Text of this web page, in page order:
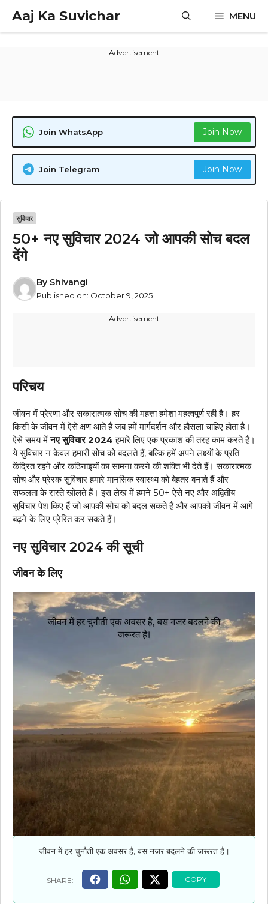
content
Aaj Ka Suvichar MENU
---Advertisement---
Join WhatsApp Join Now
Join Telegram Join Now
सुविचार
50+ नए सुविचार 2024 जो आपकी सोच बदल
देंगे
By Shivangi
Published on: October 9, 2025
---Advertisement---
परिचय
जीवन में प्रेरणा और सकारात्मक सोच की महत्ता हमेशा महत्वपूर्ण रही है। हर
किसी के जीवन में ऐसे क्षण आते हैं जब हमें मार्गदर्शन और हौसला चाहिए होता है।
ऐसे समय मेंनए सुविचार 2024 हमारे लिए एक प्रकाश की तरह काम करते हैं।
ये सुविचार न केवल हमारी सोच को बदलते हैं, बल्कि हमें अपने लक्ष्यों के प्रति
केंद्रित रहने और कठिनाइयों का सामना करने की शक्ति भी देते हैं। सकारात्मक
सोच और प्रेरक सुविचार हमारे मानसिक स्वास्थ्य को बेहतर बनाते हैं और
सफलता के रास्ते खोलते हैं। इस लेख में हमने 50+ ऐसे नए और अद्वितीय
सुविचार पेश किए हैं जो आपकी सोच को बदल सकते हैं और आपको जीवन में आगे
बढ़ने के लिए प्रेरित कर सकते हैं।
नए सुविचार 2024 की सूची
जीवन के लिए
जीवन में हर चुनौती एक अवसर है, बस नजर बदलने की जरूरत है।